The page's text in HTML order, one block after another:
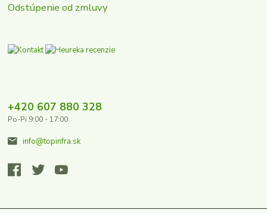
Odstúpenie od zmluvy
+420 607 880 328
Po-Pi 9:00 - 17:00
info@topinfra.sk